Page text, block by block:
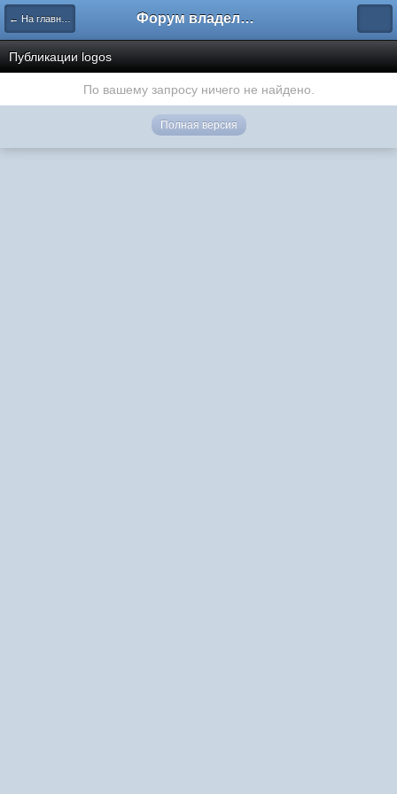
← На главную Форум владельцев интернет-магазинов
Публикации logos
По вашему запросу ничего не найдено.
Полная версия